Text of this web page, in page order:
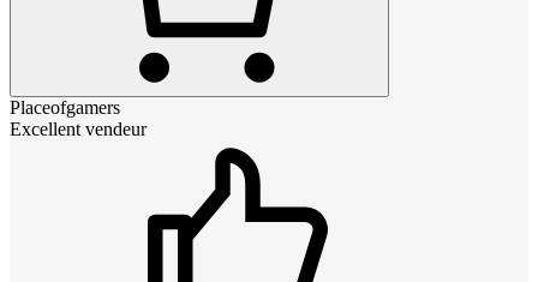
Placeofgamers
Excellent vendeur